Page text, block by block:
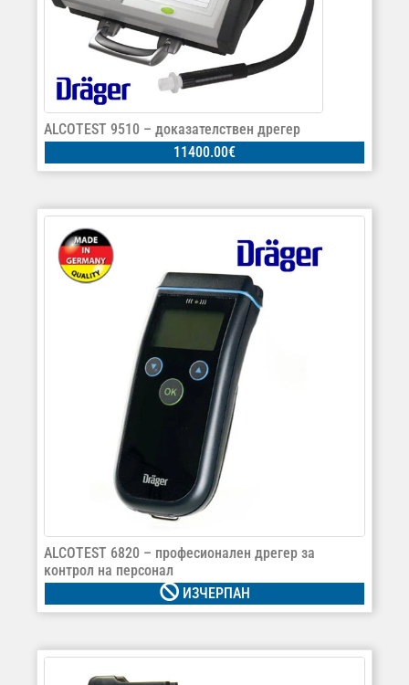
ALCOTEST 9510 – доказателствен дрегер
11400.00€
ALCOTEST 6820 – професионален дрегер за
контрол на персонал
ИЗЧЕРПАН